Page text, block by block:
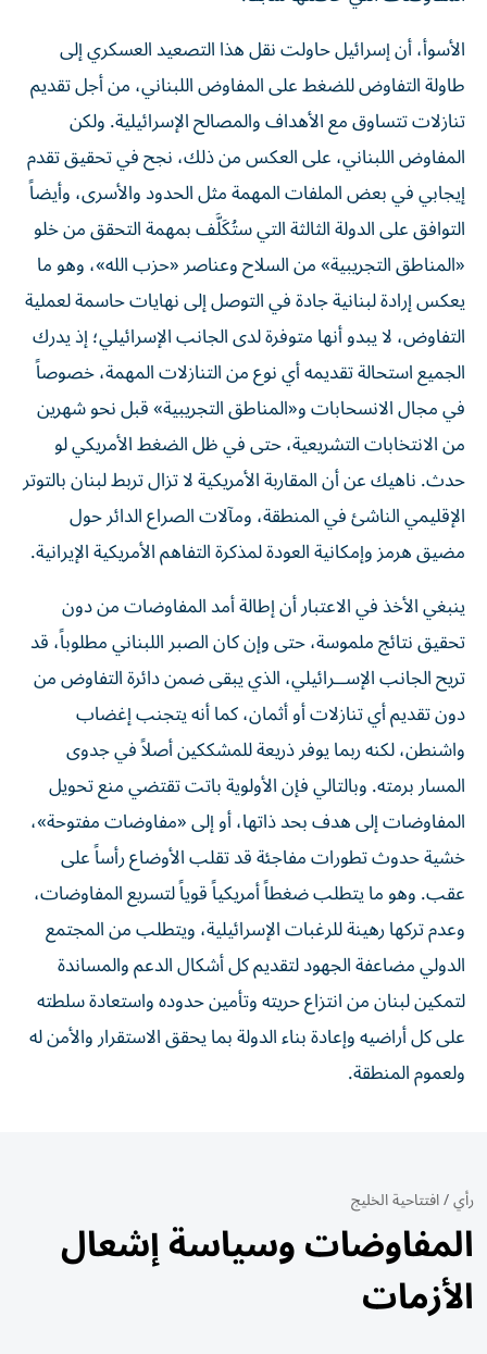
الأسوأ، أن إسرائيل حاولت نقل هذا التصعيد العسكري إلى
طاولة التفاوض للضغط على المفاوض اللبناني، من أجل تقديم
تنازلات تتساوق مع الأهداف والمصالح الإسرائيلية. ولكن
المفاوض اللبناني، على العكس من ذلك، نجح في تحقيق تقدم
إيجابي في بعض الملفات المهمة مثل الحدود والأسرى، وأيضاً
التوافق على الدولة الثالثة التي ستُكَلَّف بمهمة التحقق من خلو
«المناطق التجريبية» من السلاح وعناصر «حزب الله»، وهو ما
يعكس إرادة لبنانية جادة في التوصل إلى نهايات حاسمة لعملية
التفاوض، لا يبدو أنها متوفرة لدى الجانب الإسرائيلي؛ إذ يدرك
الجميع استحالة تقديمه أي نوع من التنازلات المهمة، خصوصاً
في مجال الانسحابات و«المناطق التجريبية» قبل نحو شهرين
من الانتخابات التشريعية، حتى في ظل الضغط الأمريكي لو
حدث. ناهيك عن أن المقاربة الأمريكية لا تزال تربط لبنان بالتوتر
الإقليمي الناشئ في المنطقة، ومآلات الصراع الدائر حول
مضيق هرمز وإمكانية العودة لمذكرة التفاهم الأمريكية الإيرانية.
ينبغي الأخذ في الاعتبار أن إطالة أمد المفاوضات من دون
تحقيق نتائج ملموسة، حتى وإن كان الصبر اللبناني مطلوباً، قد
تريح الجانب الإســرائيلي، الذي يبقى ضمن دائرة التفاوض من
دون تقديم أي تنازلات أو أثمان، كما أنه يتجنب إغضاب
واشنطن، لكنه ربما يوفر ذريعة للمشككين أصلاً في جدوى
المسار برمته. وبالتالي فإن الأولوية باتت تقتضي منع تحويل
المفاوضات إلى هدف بحد ذاتها، أو إلى «مفاوضات مفتوحة»،
خشية حدوث تطورات مفاجئة قد تقلب الأوضاع رأساً على
عقب. وهو ما يتطلب ضغطاً أمريكياً قوياً لتسريع المفاوضات،
وعدم تركها رهينة للرغبات الإسرائيلية، ويتطلب من المجتمع
الدولي مضاعفة الجهود لتقديم كل أشكال الدعم والمساندة
لتمكين لبنان من انتزاع حريته وتأمين حدوده واستعادة سلطته
على كل أراضيه وإعادة بناء الدولة بما يحقق الاستقرار والأمن له
ولعموم المنطقة.
رأي/افتتاحية الخليج
المفاوضات وسياسة إشعال
الأزمات